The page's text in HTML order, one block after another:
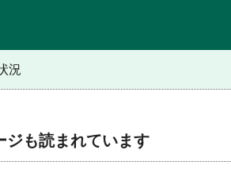
況
ジも読まれています